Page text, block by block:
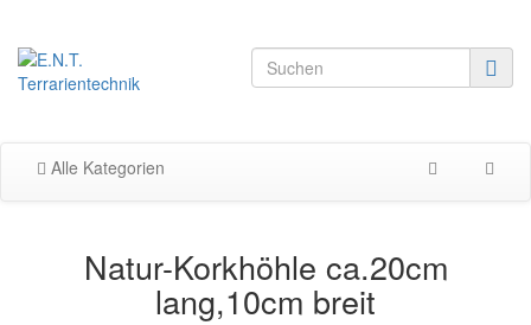
Alle Kategorien
Natur-Korkhöhle ca.20cm
lang,10cm breit